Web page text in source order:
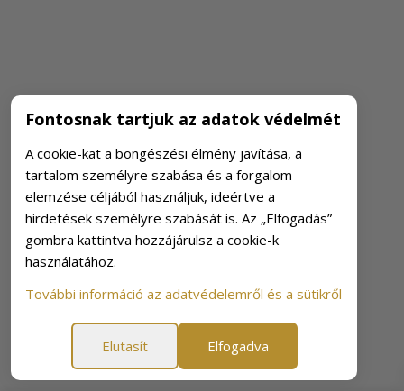
Fontosnak tartjuk az adatok védelmét
A cookie-kat a böngészési élmény javítása, a
tartalom személyre szabása és a forgalom
elemzése céljából használjuk, ideértve a
hirdetések személyre szabását is. Az „Elfogadás”
gombra kattintva hozzájárulsz a cookie-k
használatához.
További információ az adatvédelemről és a sütikről
Elutasít Elfogadva